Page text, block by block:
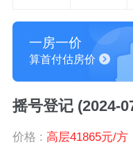
一房一价
算首付估房价
摇号登记 (2024-
价格 : 高层41865元/方